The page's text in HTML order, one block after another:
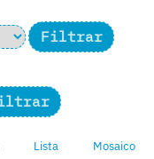
Lista Mosaico